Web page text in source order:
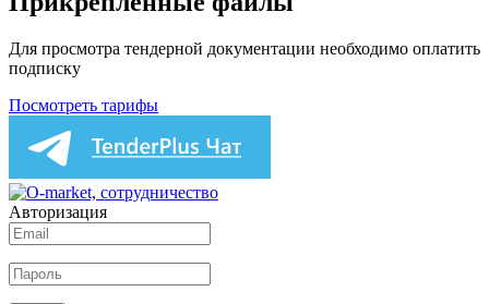
Для просмотра тендерной документации необходимо оплатить
подписку
Посмотреть тарифы
Авторизация